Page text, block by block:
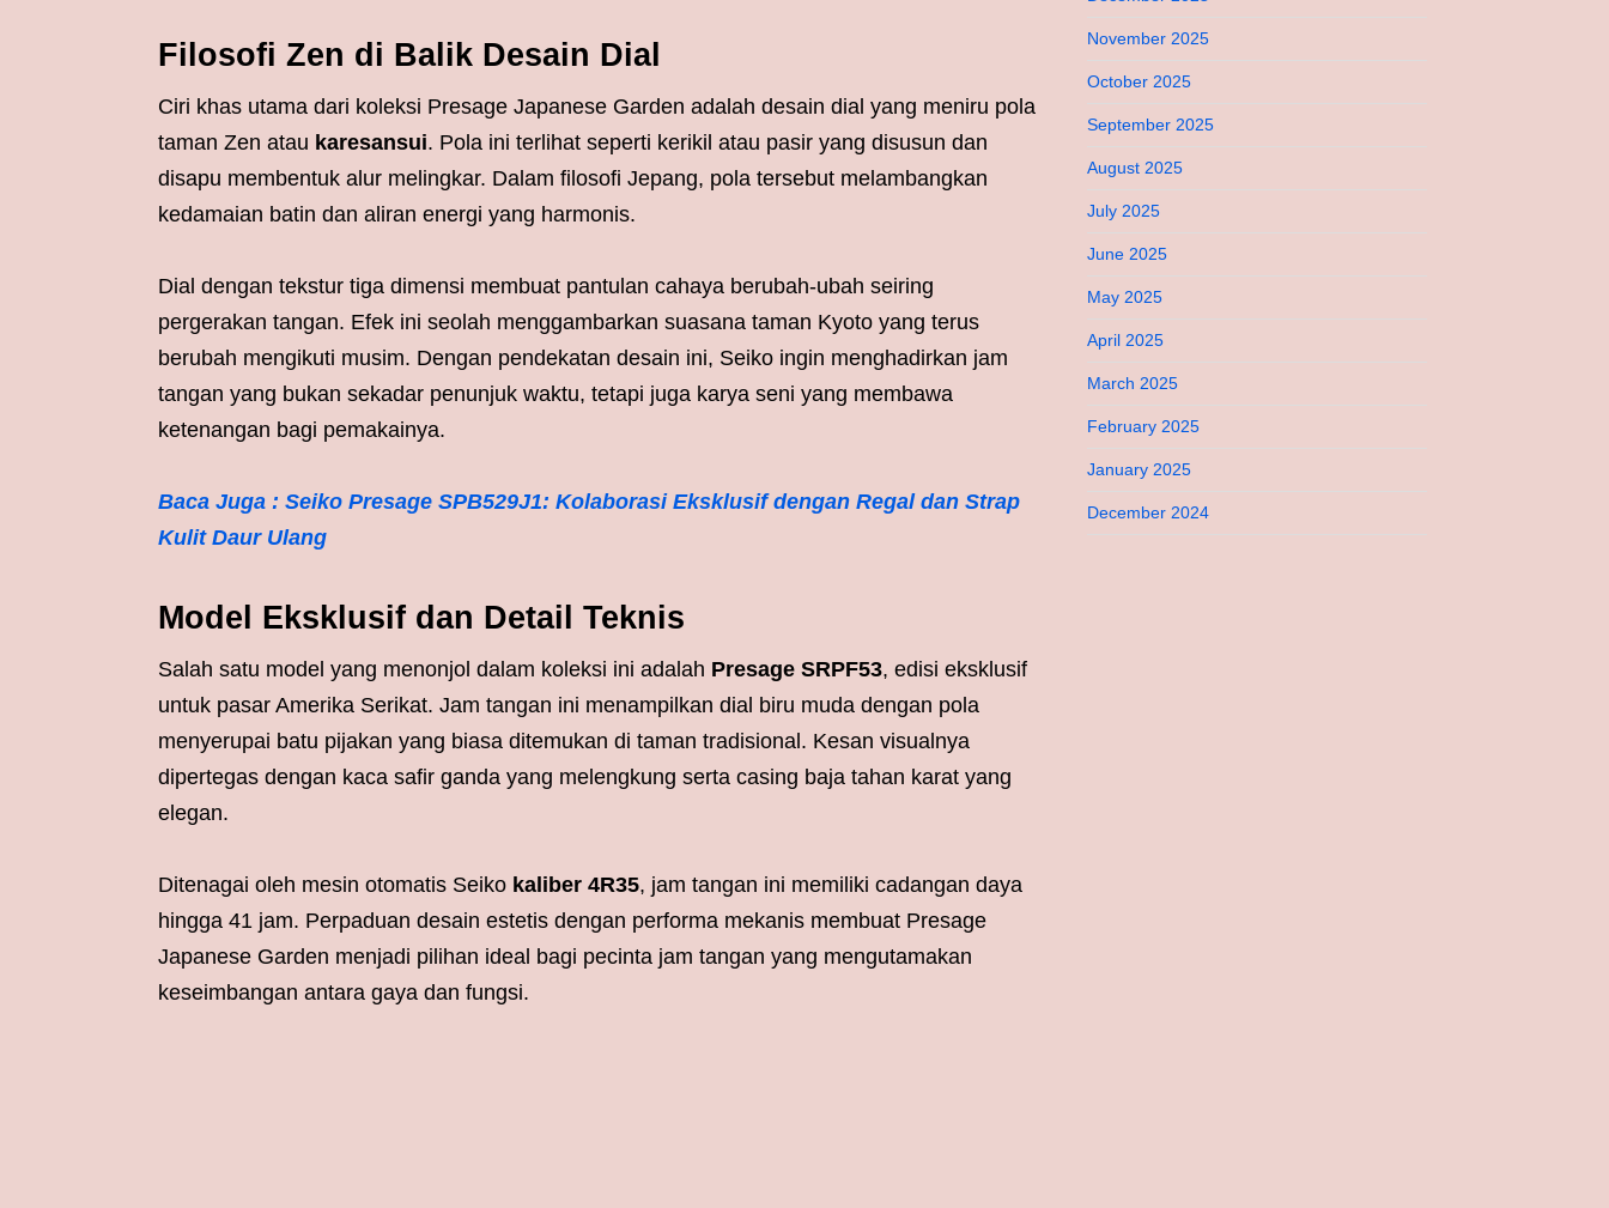
Filosofi Zen di Balik Desain Dial
Ciri khas utama dari koleksi Presage Japanese Garden adalah desain dial yang meniru pola
taman Zen atau karesansui. Pola ini terlihat seperti kerikil atau pasir yang disusun dan
disapu membentuk alur melingkar. Dalam filosofi Jepang, pola tersebut melambangkan
kedamaian batin dan aliran energi yang harmonis.
Dial dengan tekstur tiga dimensi membuat pantulan cahaya berubah-ubah seiring
pergerakan tangan. Efek ini seolah menggambarkan suasana taman Kyoto yang terus
berubah mengikuti musim. Dengan pendekatan desain ini, Seiko ingin menghadirkan jam
tangan yang bukan sekadar penunjuk waktu, tetapi juga karya seni yang membawa
ketenangan bagi pemakainya.
Baca Juga : Seiko Presage SPB529J1: Kolaborasi Eksklusif dengan Regal dan Strap
Kulit Daur Ulang
Model Eksklusif dan Detail Teknis
Salah satu model yang menonjol dalam koleksi ini adalah Presage SRPF53, edisi eksklusif
untuk pasar Amerika Serikat. Jam tangan ini menampilkan dial biru muda dengan pola
menyerupai batu pijakan yang biasa ditemukan di taman tradisional. Kesan visualnya
dipertegas dengan kaca safir ganda yang melengkung serta casing baja tahan karat yang
elegan.
Ditenagai oleh mesin otomatis Seiko kaliber 4R35, jam tangan ini memiliki cadangan daya
hingga 41 jam. Perpaduan desain estetis dengan performa mekanis membuat Presage
Japanese Garden menjadi pilihan ideal bagi pecinta jam tangan yang mengutamakan
keseimbangan antara gaya dan fungsi.
November 2025
October 2025
September 2025
August 2025
July 2025
June 2025
May 2025
April 2025
March 2025
February 2025
January 2025
December 2024